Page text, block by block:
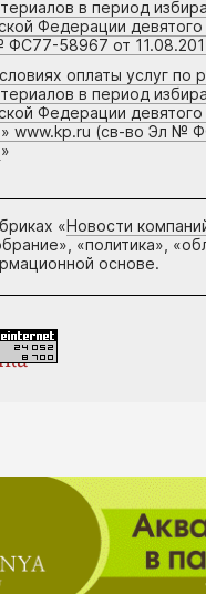
в период
Федерации
58967 от
оплаты услуг
в период
Федерации
www.kp.ru (св-во Эл №
»
«Новости
«политика»,
основе.